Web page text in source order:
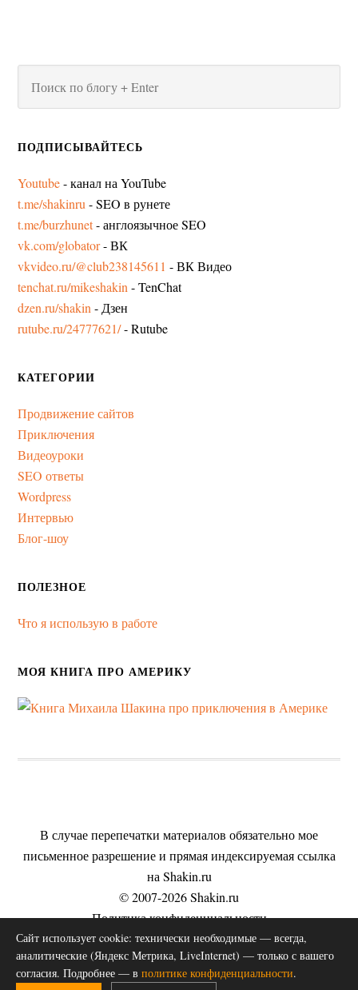
ПОДПИСЫВАЙТЕСЬ
Youtube- канал на YouTube
t.me/shakinru - SEO в рунете
t.me/burzhunet- англоязычное SEO
vk.com/globator- ВК
vkvideo.ru/@club238145611 - ВК Видео
tenchat.ru/mikeshakin - TenChat
dzen.ru/shakin - Дзен
rutube.ru/24777621/- Rutube
КАТЕГОРИИ
Продвижение сайтов
Приключения
Видеоуроки
SEO ответы
Wordpress
Интервью
Блог-шоу
ПОЛЕЗНОЕ
Что я использую в работе
МОЯ КНИГА ПРО АМЕРИКУ
В случае перепечатки материалов обязательно мое
письменное разрешение и прямая индексируемая ссылка
на Shakin.ru
© 2007-2026 Shakin.ru
Политика конфиденциальности
Пользовательское соглашение
Согласие на обработку персональных данных
Публичная оферта на оказание услуг
Сайт использует cookie: технически необходимые — всегда,
аналитические (Яндекс Метрика, LiveInternet) — только с вашего
согласия. Подробнее — в политике конфиденциальности.